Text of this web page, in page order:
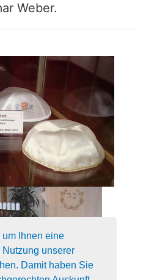
Ihnen eine
unserer
Damit haben Sie
Weber.